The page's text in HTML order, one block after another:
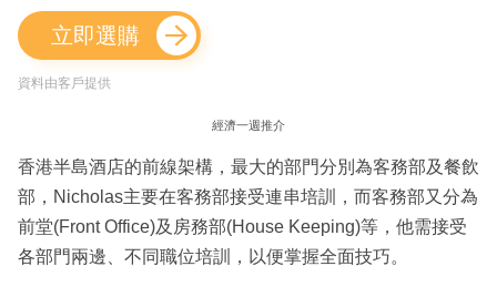
立即選購
資料由客戶提供
經濟一週推介
香港半島酒店的前線架構，最大的部門分別為客務部及餐飲
部，Nicholas主要在客務部接受連串培訓，而客務部又分為
前堂(Front Office)及房務部(House Keeping)等，他需接受
各部門兩邊、不同職位培訓，以便掌握全面技巧。